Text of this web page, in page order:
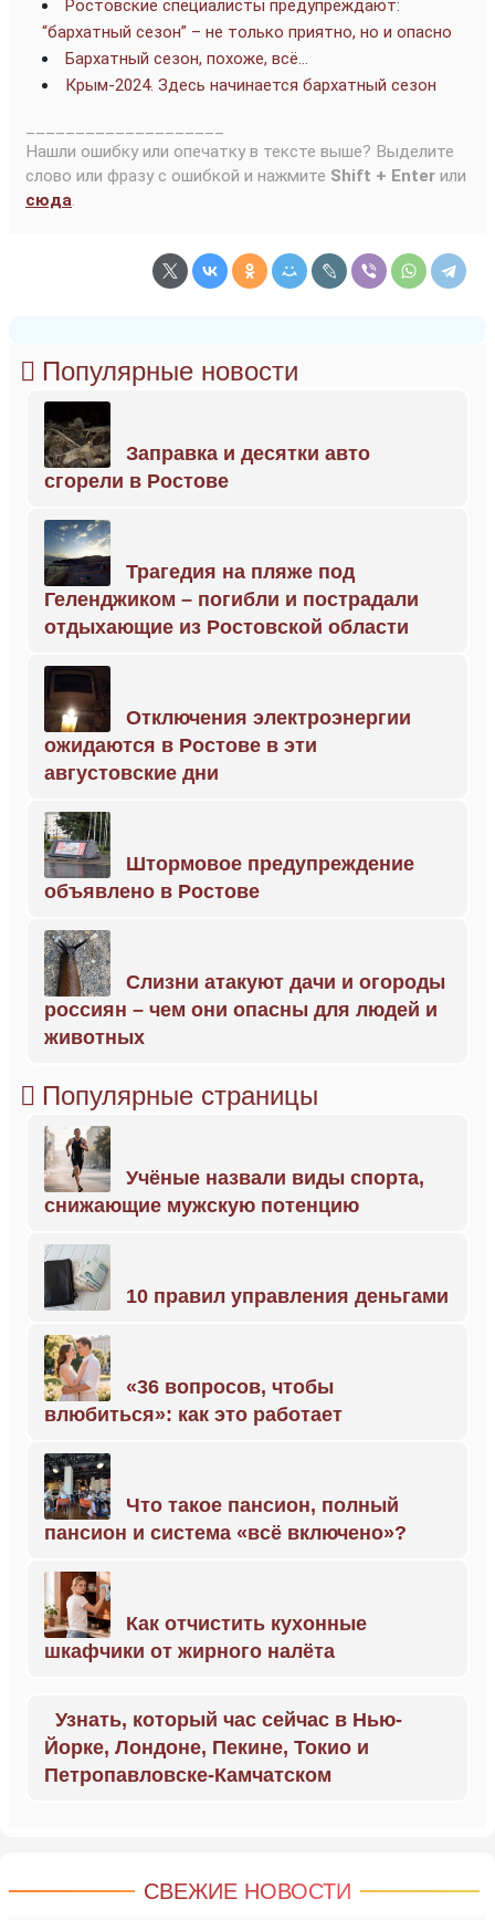
Ростовские специалисты предупреждают:
“бархатный сезон” – не только приятно, но и опасно
Бархатный сезон, похоже, всё…
Крым-2024. Здесь начинается бархатный сезон
Нашли ошибку или опечатку в тексте выше? Выделите
слово или фразу с ошибкой и нажмите Shift + Enter или
сюда.
Популярные новости
Заправка и десятки авто
сгорели в Ростове
Трагедия на пляже под
Геленджиком – погибли и пострадали
отдыхающие из Ростовской области
Отключения электроэнергии
ожидаются в Ростове в эти
августовские дни
Штормовое предупреждение
объявлено в Ростове
Слизни атакуют дачи и огороды
россиян – чем они опасны для людей и
животных
Популярные страницы
Учёные назвали виды спорта,
снижающие мужскую потенцию
10 правил управления деньгами
«36 вопросов, чтобы
влюбиться»: как это работает
Что такое пансион, полный
пансион и система «всё включено»?
Как отчистить кухонные
шкафчики от жирного налёта
Узнать, который час сейчас в Нью-
Йорке, Лондоне, Пекине, Токио и
Петропавловске-Камчатском
СВЕЖИЕ НОВОСТИ